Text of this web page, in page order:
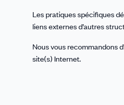
Les pratiques spécifiques
liens externes d’autres
Nous vous recommandons
site(s) Internet.